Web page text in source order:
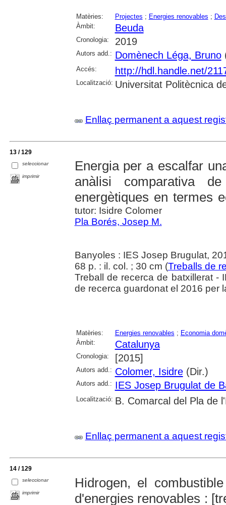
Matèries: Projectes ; Energies renovables ;
Àmbit:
Beuda
Cronologia: 2019
Autors add.: Domènech Léga, Bruno
Accés: http://hdl.handle.net/
Localització: Universitat Politècnica
Enllaç permanent a aquest
13 / 129
seleccionar
imprimir
Energia per a escalfar
anàlisi comparativa
energètiques en termes
tutor: Isidre Colomer
Pla Borés, Josep M.
Banyoles : IES Josep Brugulat,
68 p. : il. col. ; 30 cm (Treballs de
Treball de recerca de batxillerat -
de recerca guardonat el 2016 per
Matèries: Energies renovables ; Economia
Àmbit:
Catalunya
Cronologia: [2015]
Autors add.: Colomer, Isidre(Dir.)
Autors add.: IES Josep Brugulat de
Localització: B. Comarcal del Pla de
Enllaç permanent a aquest
14 / 129
seleccionar
imprimir
Hidrogen, el
d'energies renovables :